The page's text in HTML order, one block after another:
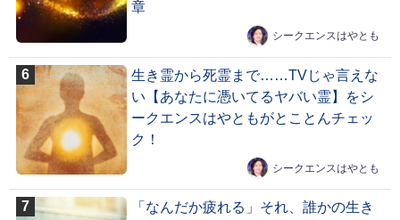
章
シークエンスはやとも
生き霊から死霊まで……TVじゃ言えな
い【あなたに憑いてるヤバい霊】をシ
ークエンスはやともがとことんチェッ
ク！
シークエンスはやとも
「なんだか疲れる」それ、誰かの生き